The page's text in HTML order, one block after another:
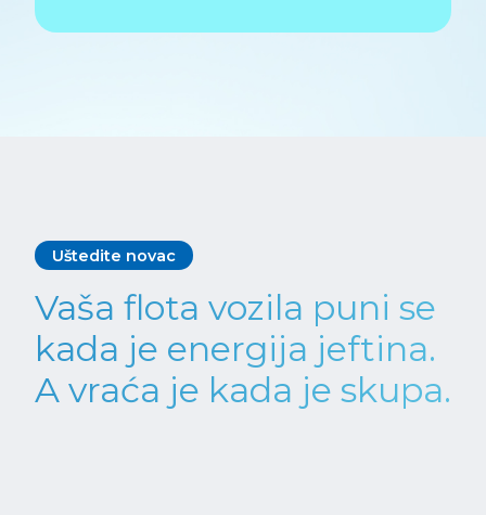
Uštedite novac
Vaša flota vozila puni se
kada je energija jeftina.
A vraća je kada je skupa.